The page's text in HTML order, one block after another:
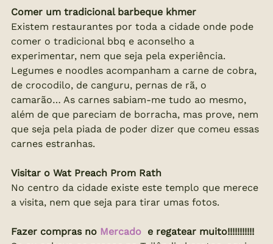
Comer um tradicional barbeque khmer
Existem restaurantes por toda a cidade onde pode
comer o tradicional bbq e aconselho a
experimentar, nem que seja pela experiência.
Legumes e noodles acompanham a carne de cobra,
de crocodilo, de canguru, pernas de rã, o
camarão… As carnes sabiam-me tudo ao mesmo,
além de que pareciam de borracha, mas prove, nem
que seja pela piada de poder dizer que comeu essas
carnes estranhas.
Visitar o Wat Preach Prom Rath
No centro da cidade existe este templo que merece
a visita, nem que seja para tirar umas fotos.
Fazer compras no Mercado e regatear muito!!!!!!!!!!!